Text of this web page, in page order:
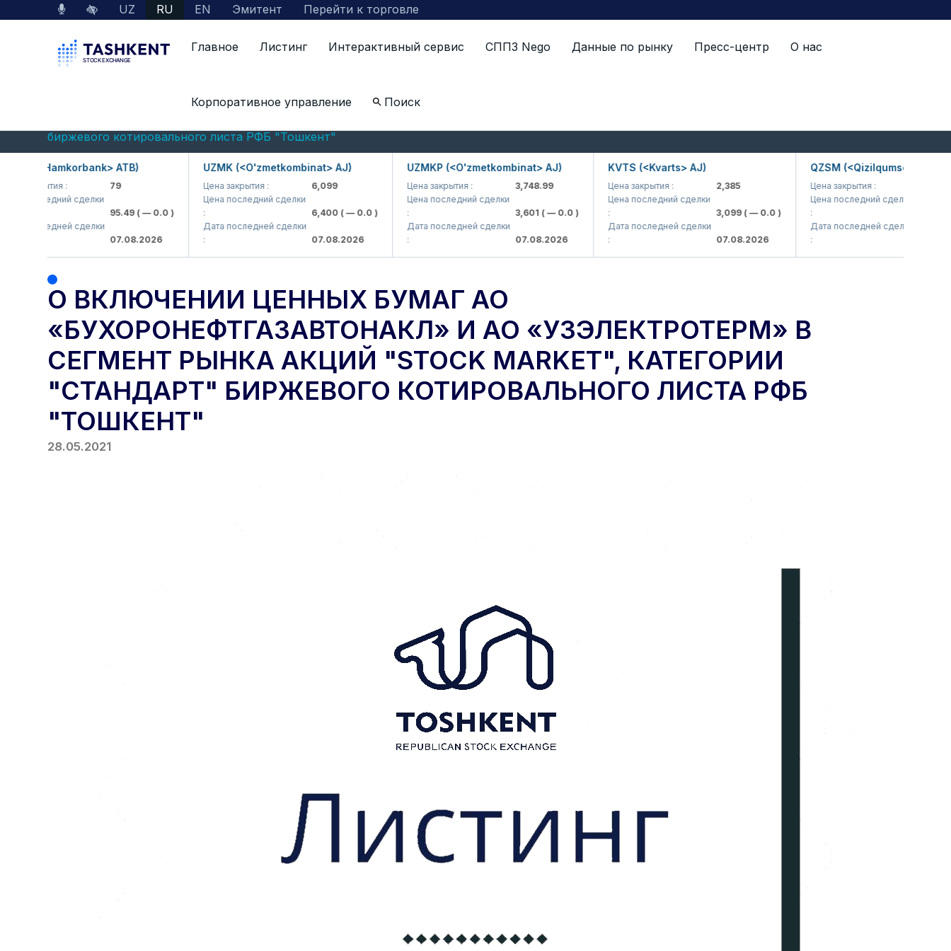
UZ RU EN Эмитент Перейти к торговле
Главное Листинг Интерактивный сервис СППЗ Nego Данные по рынку Пресс-центр О нас
Корпоративное управление Поиск
Объявления
биржевого котировального листа РФБ "Тошкент"
(<Hamkorbank> ATB)
закрытия :
последний сделки
95.49( — 0.0 )
последней сделки
07.08.2026
UZMK (<O'zmetkombinat> AJ)
Цена закрытия :
6,099
Цена последний сделки
6,400( — 0.0 )
Дата последней сделки
07.08.2026
UZMKP (<O'zmetkombinat> AJ)
Цена закрытия :
3,748.99
Цена последний сделки
3,601( — 0.0 )
Дата последней сделки
07.08.2026
KVTS (<Kvarts> AJ)
Цена закрытия :
2,385
Цена последний сделки
3,099( — 0.0 )
Дата последней сделки
07.08.2026
QZSM (<Qizilqumsement> AJ)
Цена закрытия :
Цена последний сделки
Дата последней сделки
О ВКЛЮЧЕНИИ ЦЕННЫХ БУМАГ АО
«БУХОРОНЕФТГАЗАВТОНАКЛ» И АО «УЗЭЛЕКТРОТЕРМ» В
СЕГМЕНТ РЫНКА АКЦИЙ "STOCK MARKET", КАТЕГОРИИ
"СТАНДАРТ" БИРЖЕВОГО КОТИРОВАЛЬНОГО ЛИСТА РФБ
"ТОШКЕНТ"
28.05.2021